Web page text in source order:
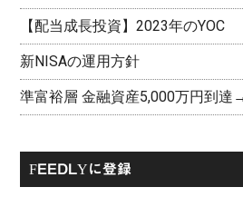
【配当成長投資】2023年のYOC
新NISAの運用方針
準富裕層 金融資産5,000万円到達
FEEDLYに登録